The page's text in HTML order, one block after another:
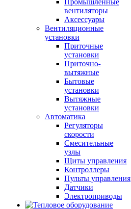
Промышленные
вентиляторы
Аксессуары
Вентиляционные
установки
Приточные
установки
Приточно-
вытяжные
Бытовые
установки
Вытяжные
установки
Автоматика
Регуляторы
скорости
Смесительные
узлы
Щиты управления
Контроллеры
Пульты управления
Датчики
Электроприводы